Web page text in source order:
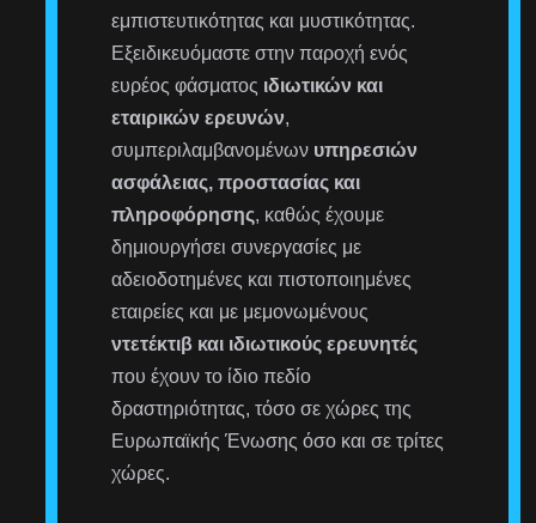
εμπιστευτικότητας και μυστικότητας.
Εξειδικευόμαστε στην παροχή ενός
ευρέος φάσματος ιδιωτικών και
εταιρικών ερευνών,
συμπεριλαμβανομένων υπηρεσιών
ασφάλειας, προστασίας και
πληροφόρησης, καθώς έχουμε
δημιουργήσει συνεργασίες με
αδειοδοτημένες και πιστοποιημένες
εταιρείες και με μεμονωμένους
ντετέκτιβ και ιδιωτικούς ερευνητές
που έχουν το ίδιο πεδίο
δραστηριότητας, τόσο σε χώρες της
Ευρωπαϊκής Ένωσης όσο και σε τρίτες
χώρες.